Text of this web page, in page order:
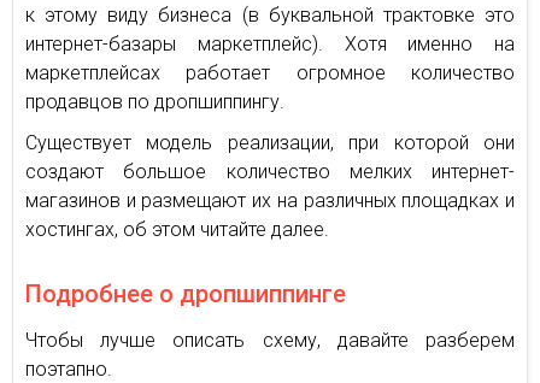
к этому виду бизнеса (в буквальной трактовке это
интернет-базары маркетплейс). Хотя именно на
маркетплейсах работает огромное количество
продавцов по дропшиппингу.
Существует модель реализации, при которой они
создают большое количество мелких интернет-
магазинов и размещают их на различных площадках и
хостингах, об этом читайте далее.
Подробнее о дропшиппинге
Чтобы лучше описать схему, давайте разберем
поэтапно.